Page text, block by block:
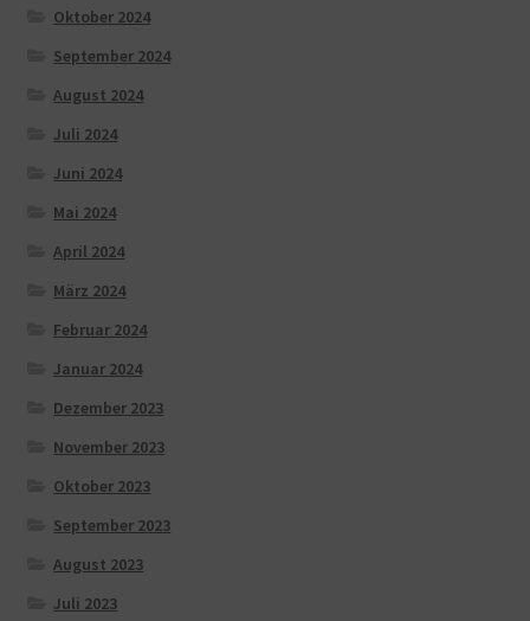
Oktober 2024
September 2024
August 2024
Juli 2024
Juni 2024
Mai 2024
April 2024
März 2024
Februar 2024
Januar 2024
Dezember 2023
November 2023
Oktober 2023
September 2023
August 2023
Juli 2023